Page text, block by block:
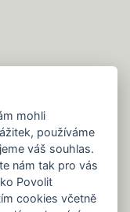
mohli
používáme
váš souhlas.
nám tak pro vás
Povolit
cookies včetně